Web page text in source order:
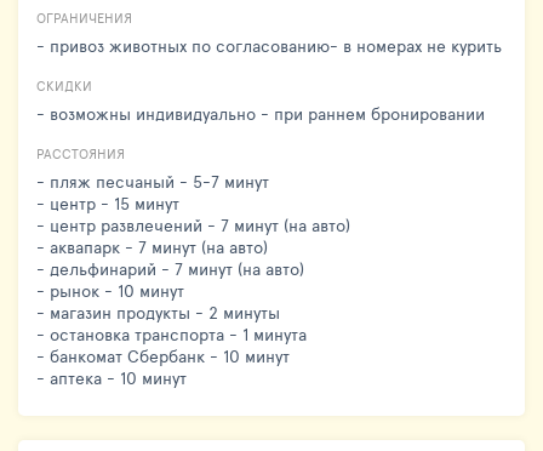
ОГРАНИЧЕНИЯ
- привоз животных по согласованию- в номерах не курить
СКИДКИ
- возможны индивидуально - при раннем бронировании
РАССТОЯНИЯ
- пляж песчаный - 5-7 минут
- центр - 15 минут
- центр развлечений - 7 минут (на авто)
- аквапарк - 7 минут (на авто)
- дельфинарий - 7 минут (на авто)
- рынок - 10 минут
- магазин продукты - 2 минуты
- остановка транспорта - 1 минута
- банкомат Сбербанк - 10 минут
- аптека - 10 минут